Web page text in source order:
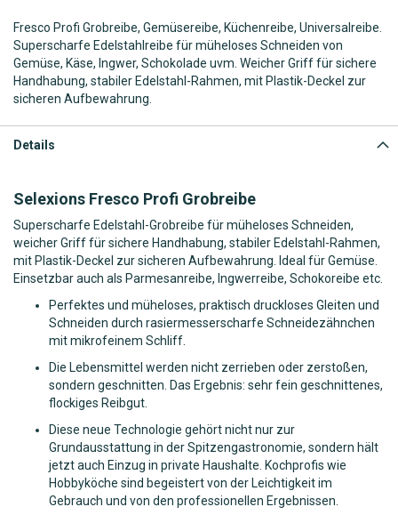
Fresco Profi Grobreibe, Gemüsereibe, Küchenreibe, Universalreibe.
Superscharfe Edelstahlreibe für müheloses Schneiden von
Gemüse, Käse, Ingwer, Schokolade uvm. Weicher Griff für sichere
Handhabung, stabiler Edelstahl-Rahmen, mit Plastik-Deckel zur
sicheren Aufbewahrung.
Details
Selexions Fresco Profi Grobreibe
Superscharfe Edelstahl-Grobreibe für müheloses Schneiden,
weicher Griff für sichere Handhabung, stabiler Edelstahl-Rahmen,
mit Plastik-Deckel zur sicheren Aufbewahrung. Ideal für Gemüse.
Einsetzbar auch als Parmesanreibe, Ingwerreibe, Schokoreibe etc.
Perfektes und müheloses, praktisch druckloses Gleiten und
Schneiden durch rasiermesserscharfe Schneidezähnchen
mit mikrofeinem Schliff.
Die Lebensmittel werden nicht zerrieben oder zerstoßen,
sondern geschnitten. Das Ergebnis: sehr fein geschnittenes,
flockiges Reibgut.
Diese neue Technologie gehört nicht nur zur
Grundausstattung in der Spitzengastronomie, sondern hält
jetzt auch Einzug in private Haushalte. Kochprofis wie
Hobbyköche sind begeistert von der Leichtigkeit im
Gebrauch und von den professionellen Ergebnissen.